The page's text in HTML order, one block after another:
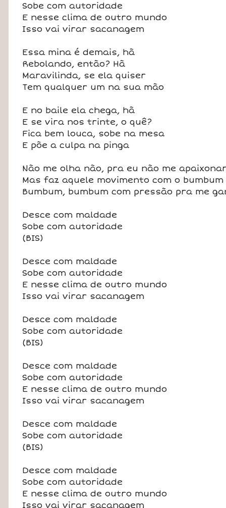
Sobe com autoridade
E nesse clima de outro mundo
Isso vai virar sacanagem
Essa mina é demais, hã
Rebolando, então? Hã
Maravilinda, se ela quiser
Tem qualquer um na sua mão
E no baile ela chega, hã
E se vira nos trinte, o quê?
Fica bem louca, sobe na mesa
E põe a culpa na pinga
Não me olha não, pra eu não me
Mas faz aquele movimento com o bumbum
Bumbum, bumbum com pressão pra me
Desce com maldade
Sobe com autoridade
(BIS)
Desce com maldade
Sobe com autoridade
E nesse clima de outro mundo
Isso vai virar sacanagem
Desce com maldade
Sobe com autoridade
(BIS)
Desce com maldade
Sobe com autoridade
E nesse clima de outro mundo
Isso vai virar sacanagem
Desce com maldade
Sobe com autoridade
(BIS)
Desce com maldade
Sobe com autoridade
E nesse clima de outro mundo
Isso vai virar sacanagem